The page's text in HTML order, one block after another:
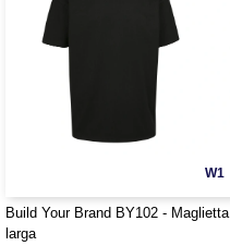
W1
Build Your Brand BY102 - Maglietta
larga